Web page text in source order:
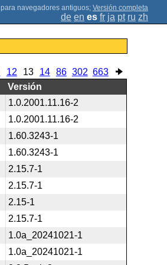
; Versión completa
de en es fr ja pt ru zh
12 13 14 86 302 663
Versión
1.0.2001.11.16-2
1.0.2001.11.16-2
1.60.3243-1
1.60.3243-1
2.15.7-1
2.15.7-1
2.15-1
2.15.7-1
1.0a_20241021-1
1.0a_20241021-1